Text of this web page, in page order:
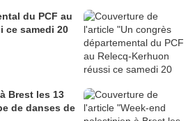
du PCF au
ce samedi 20
Brest les 13
de danses de